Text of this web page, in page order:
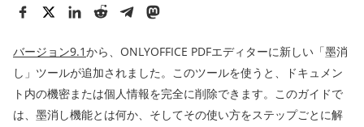
バージョン9.1から、ONLYOFFICE PDFエディターに新しい「墨消
し」ツールが追加されました。このツールを使うと、ドキュメン
ト内の機密または個人情報を完全に削除できます。このガイドで
は、墨消し機能とは何か、そしてその使い方をステップごとに解